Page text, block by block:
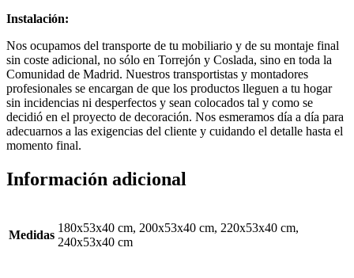
Instalación:
Nos ocupamos del transporte de tu mobiliario y de su montaje final
sin coste adicional, no sólo en Torrejón y Coslada, sino en toda la
Comunidad de Madrid. Nuestros transportistas y montadores
profesionales se encargan de que los productos lleguen a tu hogar
sin incidencias ni desperfectos y sean colocados tal y como se
decidió en el proyecto de decoración. Nos esmeramos día a día para
adecuarnos a las exigencias del cliente y cuidando el detalle hasta el
momento final.
Información adicional
Medidas
180x53x40 cm, 200x53x40 cm, 220x53x40 cm,
240x53x40 cm